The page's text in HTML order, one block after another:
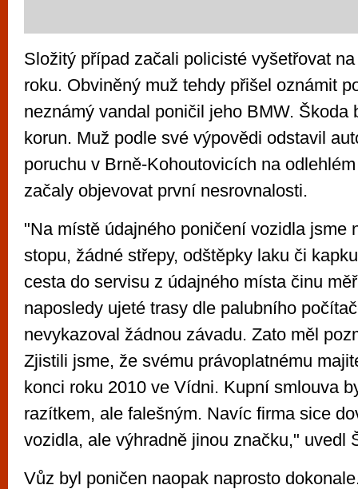
Složitý případ začali policisté vyšetřovat
roku. Obviněný muž tehdy přišel oznámit
neznámý vandal poničil jeho BMW. Škoda
korun. Muž podle své výpovědi odstavil
poruchu v Brně-Kohoutovicích na
začaly objevovat první nesrovnalosti.
"Na místě údajného poničení vozidla jsme
stopu, žádné střepy, odštěpky laku či
cesta do servisu z údajného místa činu
naposledy ujeté trasy dle palubního
nevykazoval žádnou závadu. Zato měl
Zjistili jsme, že svému právoplatnému
konci roku 2010 ve Vídni. Kupní smlouva
razítkem, ale falešným. Navíc firma sice
vozidla, ale výhradně jinou značku," uvedl
Vůz byl poničen naopak naprosto